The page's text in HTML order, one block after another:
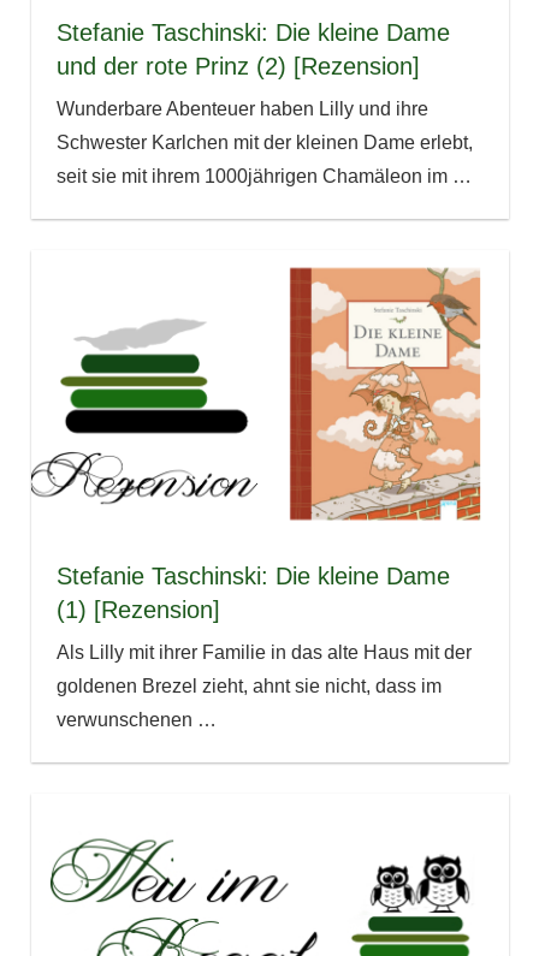
Stefanie Taschinski: Die kleine Dame
und der rote Prinz (2) [Rezension]
Wunderbare Abenteuer haben Lilly und ihre
Schwester Karlchen mit der kleinen Dame erlebt,
seit sie mit ihrem 1000jährigen Chamäleon im …
Stefanie Taschinski: Die kleine Dame
(1) [Rezension]
Als Lilly mit ihrer Familie in das alte Haus mit der
goldenen Brezel zieht, ahnt sie nicht, dass im
verwunschenen …